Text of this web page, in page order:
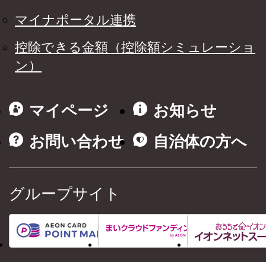
マイナポータル連携
控除できる金額（控除額シミュレーショ
ン）
マイページ
お知らせ
お問い合わせ
自治体の方へ
グループサイト